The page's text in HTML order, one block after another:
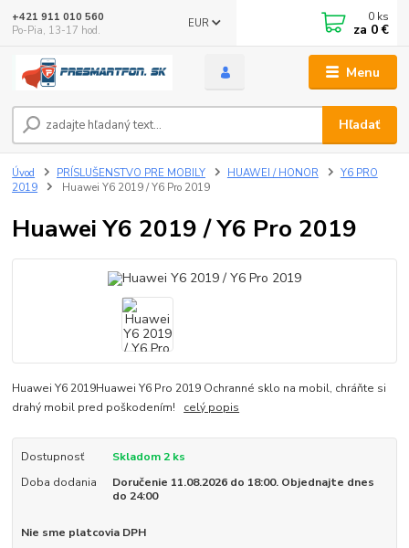
Menu
EUR
Hľadať
+421 911 010 560
Po-Pia, 13-17 hod.
0 ks
za 0 €
Úvod PRÍSLUŠENSTVO PRE MOBILY HUAWEI / HONOR
Y6 PRO
2019
Huawei Y6 2019 / Y6 Pro 2019
Huawei Y6 2019 / Y6 Pro 2019
Huawei Y6 2019Huawei Y6 Pro 2019 Ochranné sklo na mobil, chráňte si
drahý mobil pred poškodením! celý popis
Dostupnosť
Skladom 2 ks
Doba dodania
Doručenie 11.08.2026 do 18:00. Objednajte dnes
do 24:00
Nie sme platcovia DPH